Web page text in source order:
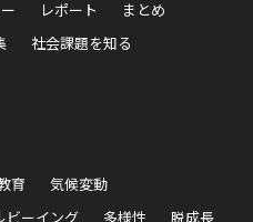
レポート
まとめ
社会課題を知る
育
気候変動
ビーイング 多様性 脱成長